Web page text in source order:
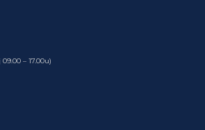
– 17.00u)